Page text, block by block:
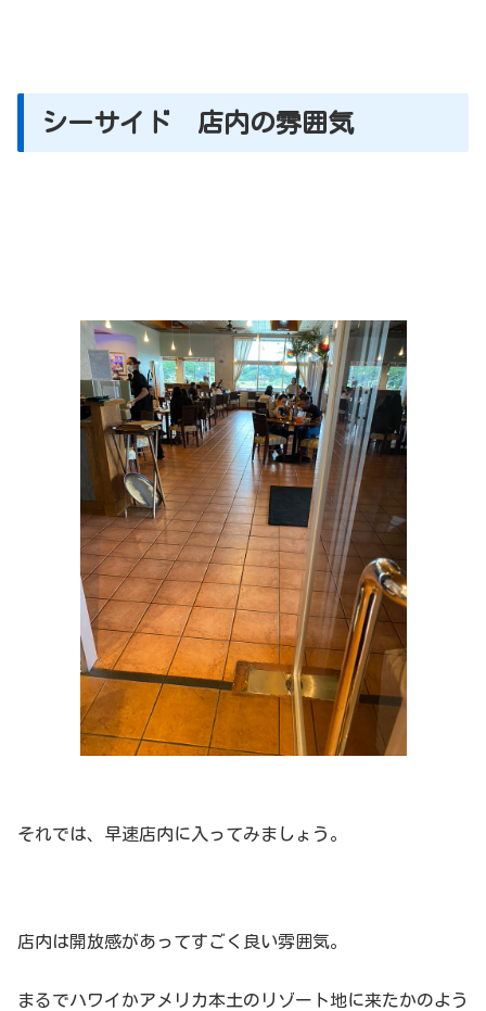
シーサイド 店内の雰囲気
それでは、早速店内に入ってみましょう。
店内は開放感があってすごく良い雰囲気。
まるでハワイかアメリカ本土のリゾート地に来たかのよう